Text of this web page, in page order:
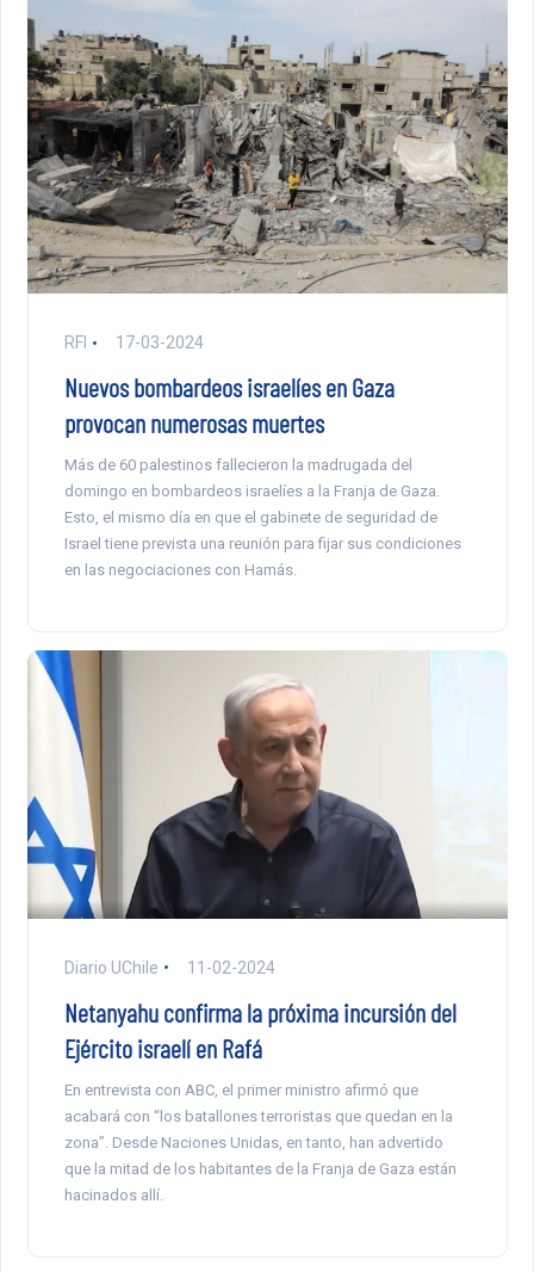
RFI 17-03-2024
Nuevos bombardeos israelíes en Gaza
provocan numerosas muertes
Más de 60 palestinos fallecieron la madrugada del
domingo en bombardeos israelíes a la Franja de Gaza.
Esto, el mismo día en que el gabinete de seguridad de
Israel tiene prevista una reunión para fijar sus condiciones
en las negociaciones con Hamás.
Diario UChile 11-02-2024
Netanyahu confirma la próxima incursión del
Ejército israelí en Rafá
En entrevista con ABC, el primer ministro afirmó que
acabará con “los batallones terroristas que quedan en la
zona”. Desde Naciones Unidas, en tanto, han advertido
que la mitad de los habitantes de la Franja de Gaza están
hacinados allí.